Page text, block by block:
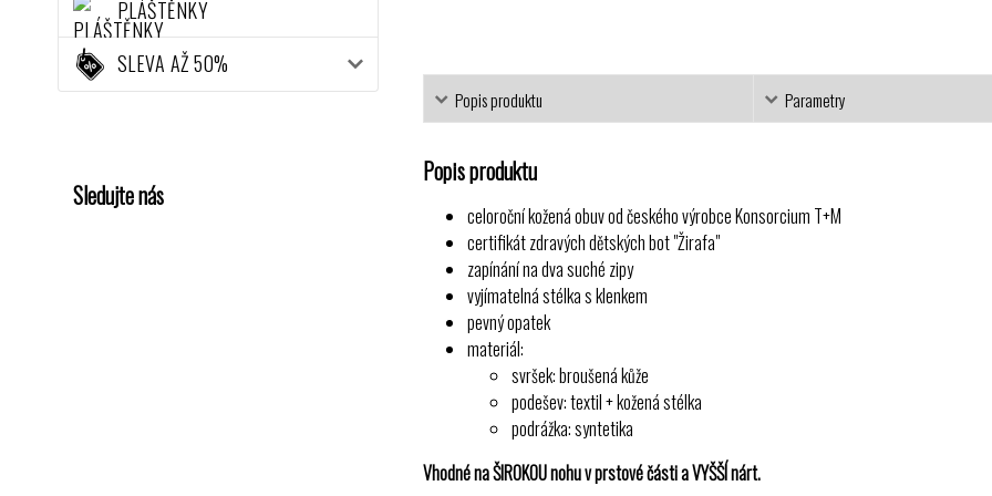
PLÁŠTĚNKY
SLEVA AŽ 50%
Sledujte nás
Popis produktu Parametry
Popis produktu
celoroční kožená obuv od českého výrobce Konsorcium T+M
certifikát zdravých dětských bot "Žirafa"
zapínání na dva suché zipy
vyjímatelná stélka s klenkem
pevný opatek
materiál:
svršek: broušená kůže
podešev: textil + kožená stélka
podrážka: syntetika
Vhodné na ŠIROKOU nohu v prstové části a VYŠŠÍ nárt.